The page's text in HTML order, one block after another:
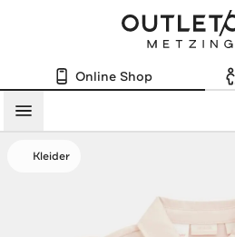
Online Shop
Menü
Kleider